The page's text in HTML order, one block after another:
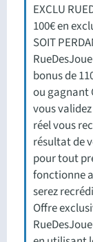
EXCLU
100€ en
SOIT
bonus de
ou gagnant
vous
réel vous
résultat de
pour tout
fonctionne
serez
Offre